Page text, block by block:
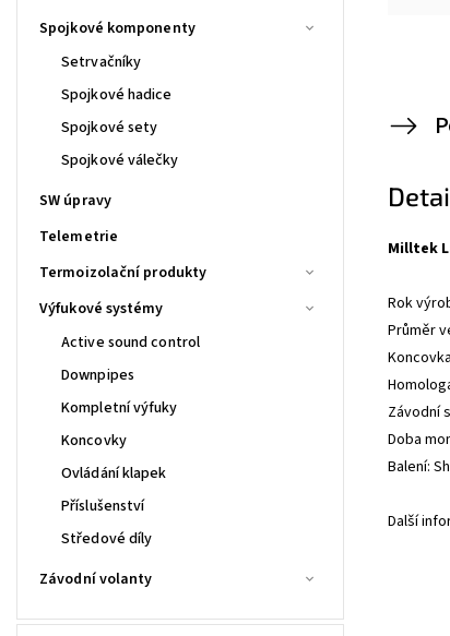
Spojkové komponenty
Setrvačníky
Spojkové hadice
Spojkové sety
Spojkové válečky
SW úpravy
Telemetrie
Termoizolační produkty
Výfukové systémy
Active sound control
Downpipes
Kompletní výfuky
Koncovky
Ovládání klapek
Příslušenství
Středové díly
Závodní volanty
Milltek
Rok
Průměr
Závodní
Doba
Balení:
Další